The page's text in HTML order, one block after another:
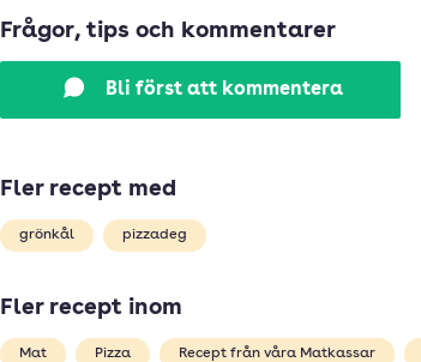
Frågor, tips och kommentarer
Bli först att kommentera
Fler recept med
grönkål pizzadeg
Fler recept inom
Mat Pizza Recept från våra Matkassar